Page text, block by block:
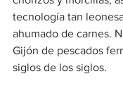
tecnología tan
ahumado de carnes.
Gijón de pescados
siglos de los siglos.